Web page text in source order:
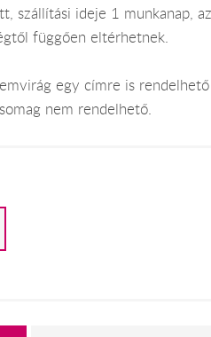
szállítási ideje 1 munkanap,
függően eltérhetnek.
egy címre is
nem rendelhető.